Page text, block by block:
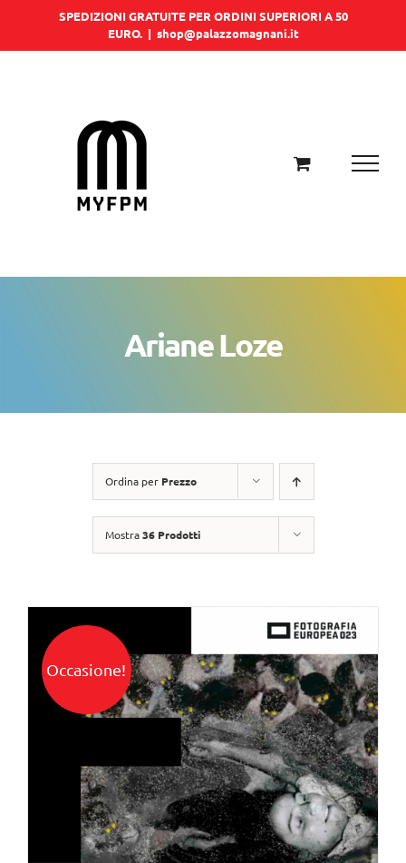
SPEDIZIONI GRATUITE PER ORDINI SUPERIORI A 50
EURO. | shop@palazzomagnani.it
Ariane Loze
Ordina per Prezzo
Mostra36 Prodotti
Occasione!